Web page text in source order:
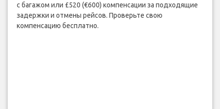
с багажом или £520 (€600) компенсации за подходящие
задержки и отмены рейсов. Проверьте свою
компенсацию бесплатно.